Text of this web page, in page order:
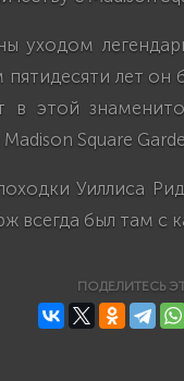
уходом
пятидесяти лет
этой
Square
Уиллиса
был там с
ПОДЕЛИТЕСЬ